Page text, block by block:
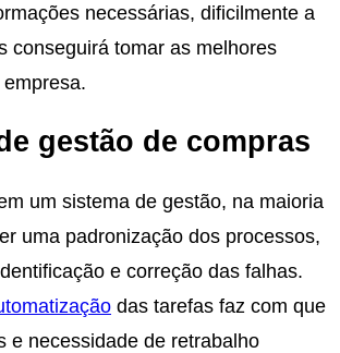
necessárias, dificilmente a
conseguirá tomar as melhores
gestão de compras
um sistema de gestão, na maioria
uma padronização dos processos,
e correção das falhas.
das tarefas faz com que
e necessidade de retrabalho